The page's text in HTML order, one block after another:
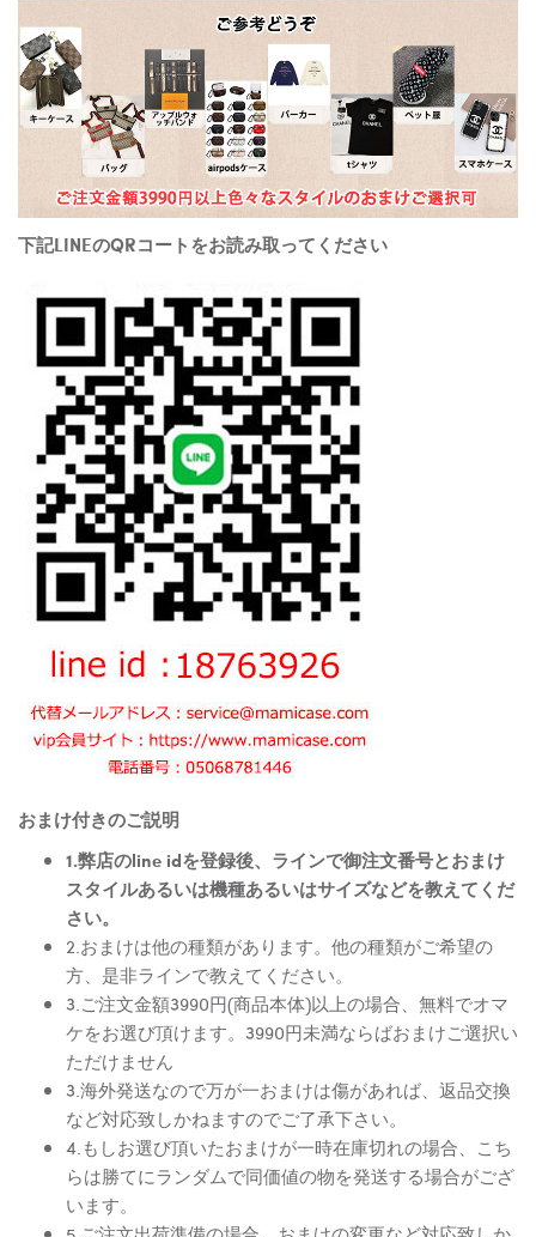
下記LINEのQRコートをお読み取ってください
おまけ付きのご説明
1.弊店のline idを登録後、ラインで御注文番号とおまけ
スタイルあるいは機種あるいはサイズなどを教えてくだ
さい。
2.おまけは他の種類があります。他の種類がご希望の
方、是非ラインで教えてください。
3.ご注文金額3990円(商品本体)以上の場合、無料でオマ
ケをお選び頂けます。3990円未満ならばおまけご選択い
ただけません
3.海外発送なので万が一おまけは傷があれば、返品交換
など対応致しかねますのでご了承下さい。
4.もしお選び頂いたおまけが一時在庫切れの場合、こち
らは勝てにランダムで同価値の物を発送する場合がござ
います。